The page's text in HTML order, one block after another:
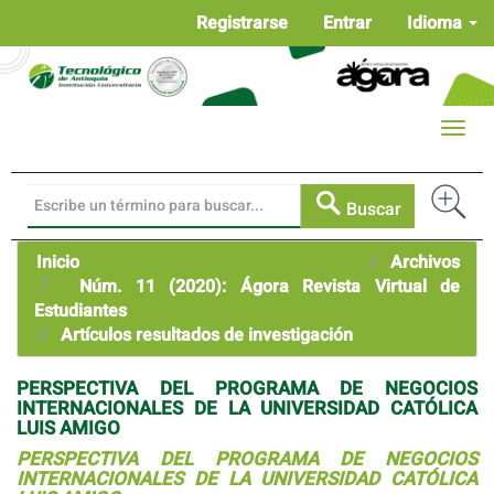
Contenido
principal
Idioma
Registrarse Entrar
Buscar
Toggle
Inicio
Archivos
Núm. 11 (2020): Ágora Revista Virtual de
Estudiantes
Artículos resultados de investigación
PERSPECTIVA DEL PROGRAMA DE NEGOCIOS
INTERNACIONALES DE LA UNIVERSIDAD CATÓLICA
LUIS AMIGO
PERSPECTIVA DEL PROGRAMA DE NEGOCIOS
INTERNACIONALES DE LA UNIVERSIDAD CATÓLICA